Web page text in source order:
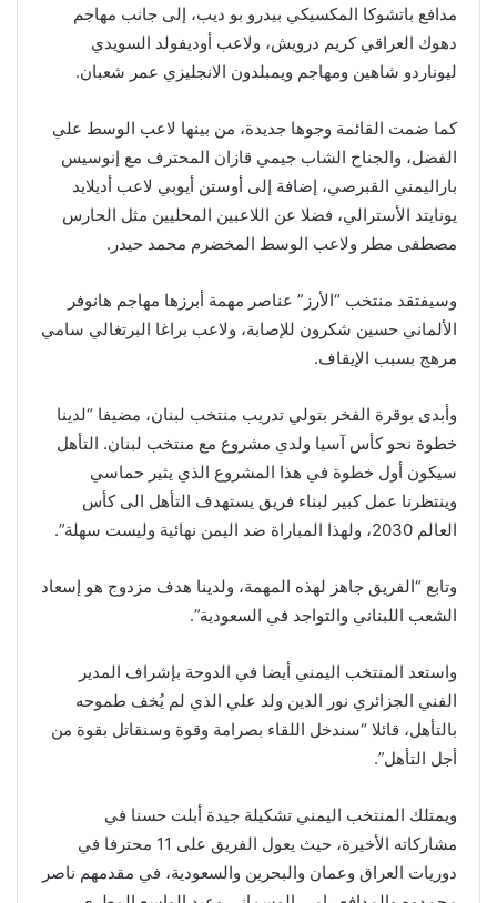
مدافع باتشوكا المكسيكي بيدرو بو ديب، إلى جانب مهاجم
دهوك العراقي كريم درويش، ولاعب أوديفولد السويدي
ليوناردو شاهين ومهاجم ويمبلدون الانجليزي عمر شعبان.
كما ضمت القائمة وجوها جديدة، من بينها لاعب الوسط علي
الفضل، والجناح الشاب جيمي قازان المحترف مع إنوسيس
باراليمني القبرصي، إضافة إلى أوستن أيوبي لاعب أديلايد
يونايتد الأسترالي، فضلا عن اللاعبين المحليين مثل الحارس
مصطفى مطر ولاعب الوسط المخضرم محمد حيدر.
وسيفتقد منتخب “الأرز” عناصر مهمة أبرزها مهاجم هانوفر
الألماني حسين شكرون للإصابة، ولاعب براغا البرتغالي سامي
مرهج بسبب الإيقاف.
وأبدى بوقرة الفخر بتولي تدريب منتخب لبنان، مضيفا “لدينا
خطوة نحو كأس آسيا ولدي مشروع مع منتخب لبنان. التأهل
سيكون أول خطوة في هذا المشروع الذي يثير حماسي
وينتظرنا عمل كبير لبناء فريق يستهدف التأهل الى كأس
العالم 2030، ولهذا المباراة ضد اليمن نهائية وليست سهلة”.
وتابع “الفريق جاهز لهذه المهمة، ولدينا هدف مزدوج هو إسعاد
الشعب اللبناني والتواجد في السعودية”.
واستعد المنتخب اليمني أيضا في الدوحة بإشراف المدير
الفني الجزائري نور الدين ولد علي الذي لم يُخف طموحه
بالتأهل، قائلا “سندخل اللقاء بصرامة وقوة وسنقاتل بقوة من
أجل التأهل”.
ويمتلك المنتخب اليمني تشكيلة جيدة أبلت حسنا في
مشاركاته الأخيرة، حيث يعول الفريق على 11 محترفا في
دوريات العراق وعمان والبحرين والسعودية، في مقدمهم ناصر